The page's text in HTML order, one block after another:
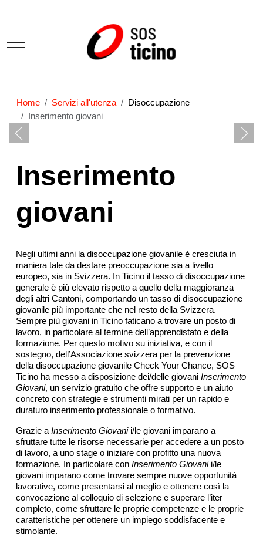
Mobile Menu Toggle
Home Servizi all'utenza
Disoccupazione
Inserimento giovani
Inserimento
giovani
Negli ultimi anni la disoccupazione giovanile è cresciuta in
maniera tale da destare preoccupazione sia a livello
europeo, sia in Svizzera. In Ticino il tasso di disoccupazione
generale è più elevato rispetto a quello della maggioranza
degli altri Cantoni, comportando un tasso di disoccupazione
giovanile più importante che nel resto della Svizzera.
Sempre più giovani in Ticino faticano a trovare un posto di
lavoro, in particolare al termine dell’apprendistato e della
formazione. Per questo motivo su iniziativa, e con il
sostegno, dell’Associazione svizzera per la prevenzione
della disoccupazione giovanile Check Your Chance, SOS
Ticino ha messo a disposizione dei/delle giovani Inserimento
Giovani, un servizio gratuito che offre supporto e un aiuto
concreto con strategie e strumenti mirati per un rapido e
duraturo inserimento professionale o formativo.
Grazie a Inserimento Giovanii/le giovani imparano a
sfruttare tutte le risorse necessarie per accedere a un posto
di lavoro, a uno stage o iniziare con profitto una nuova
formazione. In particolare con Inserimento Giovanii/le
giovani imparano come trovare sempre nuove opportunità
lavorative, come presentarsi al meglio e ottenere così la
convocazione al colloquio di selezione e superare l’iter
completo, come sfruttare le proprie competenze e le proprie
caratteristiche per ottenere un impiego soddisfacente e
stimolante.